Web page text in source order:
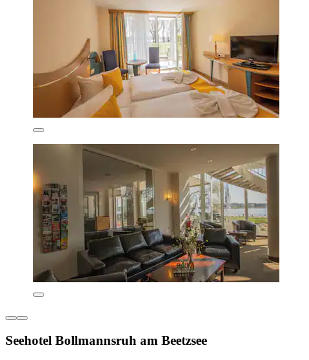
Seehotel Bollmannsruh am Beetzsee